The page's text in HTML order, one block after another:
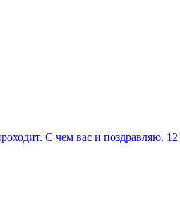
С чем вас и поздравляю. 12